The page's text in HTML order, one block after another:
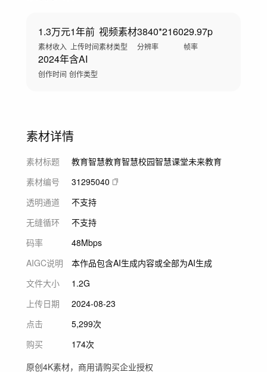
1.3万元
素材收入
1年前
上传时间
视频素材
素材类型
3840*2160
分辨率
29.97p
帧率
2024年
创作时间
含AI
创作类型
素材详情
素材标题
教育智慧教育智慧校园智慧课堂未来教育
素材编号
31295040
透明通道
不支持
无缝循环
不支持
码率
48Mbps
AIGC说明
本作品包含AI生成内容或全部为AI生成
文件大小
1.2G
上传日期
2024-08-23
点击
5,299次
购买
174次
原创4K素材，商用请购买企业授权